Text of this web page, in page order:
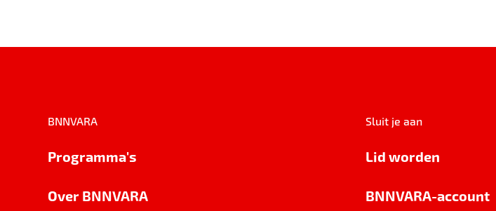
BNNVARA
Programma's
Over BNNVARA
Sluit je aan
Lid worden
BNNVARA-account